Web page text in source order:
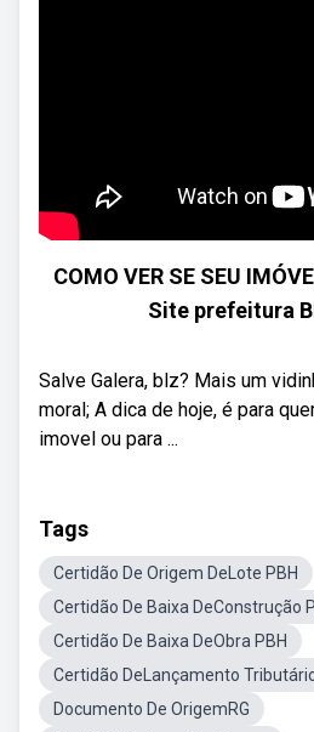
COMO VER SE SEU
Site prefeitura
Salve Galera, blz? Mais um
moral; A dica de hoje, é para
imovel ou para ...
Tags
Certidão De Origem DeLote PBH
Certidão De Baixa DeConstrução
Certidão De Baixa DeObra PBH
Certidão DeLançamento
Documento De OrigemRG